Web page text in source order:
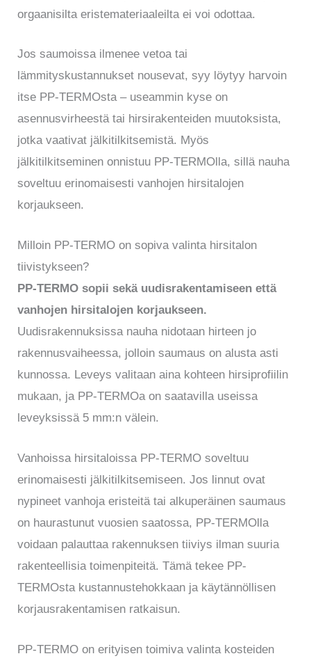
orgaanisilta eristemateriaaleilta ei voi odottaa.
Jos saumoissa ilmenee vetoa tai
lämmityskustannukset nousevat, syy löytyy harvoin
itse PP-TERMOsta – useammin kyse on
asennusvirheestä tai hirsirakenteiden muutoksista,
jotka vaativat jälkitilkitsemistä. Myös
jälkitilkitseminen onnistuu PP-TERMOlla, sillä nauha
soveltuu erinomaisesti vanhojen hirsitalojen
korjaukseen.
Milloin PP-TERMO on sopiva valinta hirsitalon
tiivistykseen?
PP-TERMO sopii sekä uudisrakentamiseen että
vanhojen hirsitalojen korjaukseen.
Uudisrakennuksissa nauha nidotaan hirteen jo
rakennusvaiheessa, jolloin saumaus on alusta asti
kunnossa. Leveys valitaan aina kohteen hirsiprofiilin
mukaan, ja PP-TERMOa on saatavilla useissa
leveyksissä 5 mm:n välein.
Vanhoissa hirsitaloissa PP-TERMO soveltuu
erinomaisesti jälkitilkitsemiseen. Jos linnut ovat
nypineet vanhoja eristeitä tai alkuperäinen saumaus
on haurastunut vuosien saatossa, PP-TERMOlla
voidaan palauttaa rakennuksen tiiviys ilman suuria
rakenteellisia toimenpiteitä. Tämä tekee PP-
TERMOsta kustannustehokkaan ja käytännöllisen
korjausrakentamisen ratkaisun.
PP-TERMO on erityisen toimiva valinta kosteiden